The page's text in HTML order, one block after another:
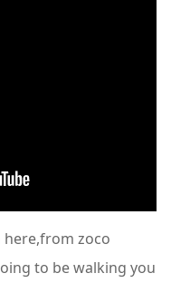
zoco
to be walking you